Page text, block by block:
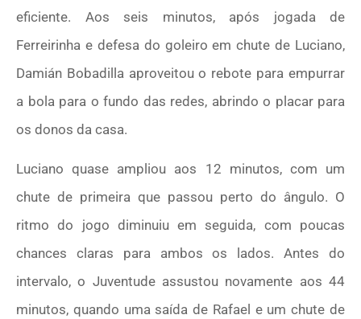
eficiente. Aos seis minutos, após jogada de
Ferreirinha e defesa do goleiro em chute de Luciano,
Damián Bobadilla aproveitou o rebote para empurrar
a bola para o fundo das redes, abrindo o placar para
os donos da casa.
Luciano quase ampliou aos 12 minutos, com um
chute de primeira que passou perto do ângulo. O
ritmo do jogo diminuiu em seguida, com poucas
chances claras para ambos os lados. Antes do
intervalo, o Juventude assustou novamente aos 44
minutos, quando uma saída de Rafael e um chute de